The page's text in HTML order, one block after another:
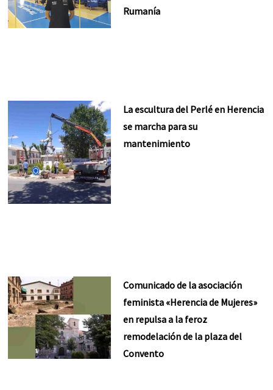
Rumanía
La escultura del Perlé en Herencia
se marcha para su
mantenimiento
Comunicado de la asociación
feminista «Herencia de Mujeres»
en repulsa a la feroz
remodelación de la plaza del
Convento